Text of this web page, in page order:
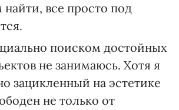
все просто под
поиском достойных
не занимаюсь. Хотя я
зацикленный на эстетике
не только от